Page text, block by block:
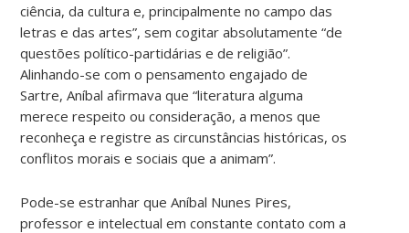
ciência, da cultura e, principalmente no campo das
letras e das artes”, sem cogitar absolutamente “de
questões político-partidárias e de religião”.
Alinhando-se com o pensamento engajado de
Sartre, Aníbal afirmava que “literatura alguma
merece respeito ou consideração, a menos que
reconheça e registre as circunstâncias históricas, os
conflitos morais e sociais que a animam”.
Pode-se estranhar que Aníbal Nunes Pires,
professor e intelectual em constante contato com a